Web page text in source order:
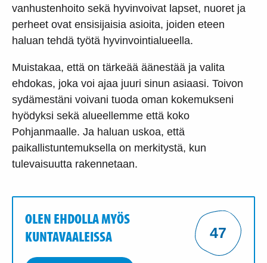
vanhustenhoito sekä hyvinvoivat lapset, nuoret ja
perheet ovat ensisijaisia asioita, joiden eteen
haluan tehdä työtä hyvinvointialueella.
Muistakaa, että on tärkeää äänestää ja valita
ehdokas, joka voi ajaa juuri sinun asiaasi. Toivon
sydämestäni voivani tuoda oman kokemukseni
hyödyksi sekä alueellemme että koko
Pohjanmaalle. Ja haluan uskoa, että
paikallistuntemuksella on merkitystä, kun
tulevaisuutta rakennetaan.
OLEN EHDOLLA MYÖS
KUNTAVAALEISSA
47